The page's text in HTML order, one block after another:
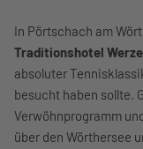
In Pörtschach am
Traditionshotel
absoluter
besucht haben sollte.
Verwöhnprogramm
über den Wörthersee